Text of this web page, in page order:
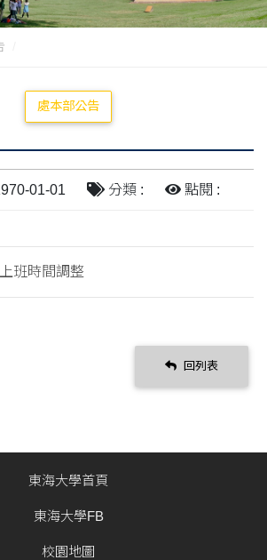
處本部公告
01-01 分類 : 點閱 :
班時間調整
回列表
東海大學首頁
東海大學FB
校園地圖